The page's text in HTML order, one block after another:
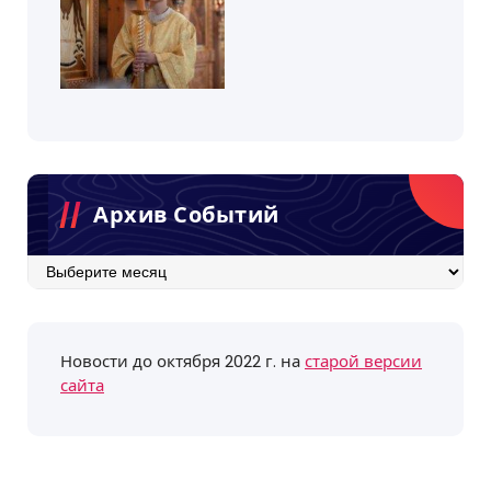
Архив Событий
Архив
Новости до октября 2022 г. настарой версии
сайта